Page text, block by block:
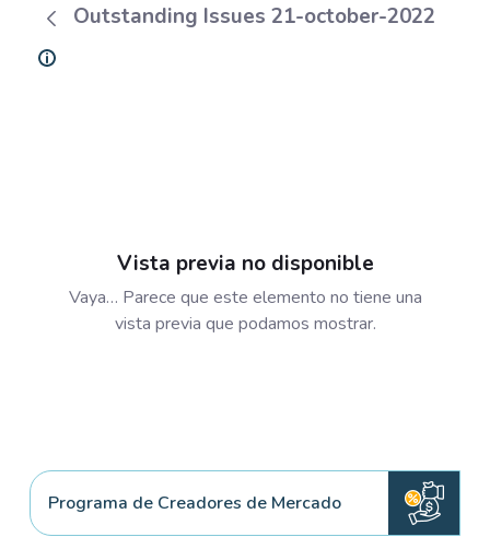
Outstanding Issues 21-october-2022
Vista previa no disponible
Vaya… Parece que este elemento no tiene una
vista previa que podamos mostrar.
Programa de Creadores de Mercado